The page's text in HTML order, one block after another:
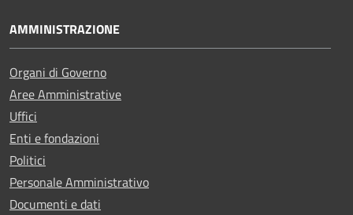
AMMINISTRAZIONE
Organi di Governo
Aree Amministrative
Uffici
Enti e fondazioni
Politici
Personale Amministrativo
Documenti e dati